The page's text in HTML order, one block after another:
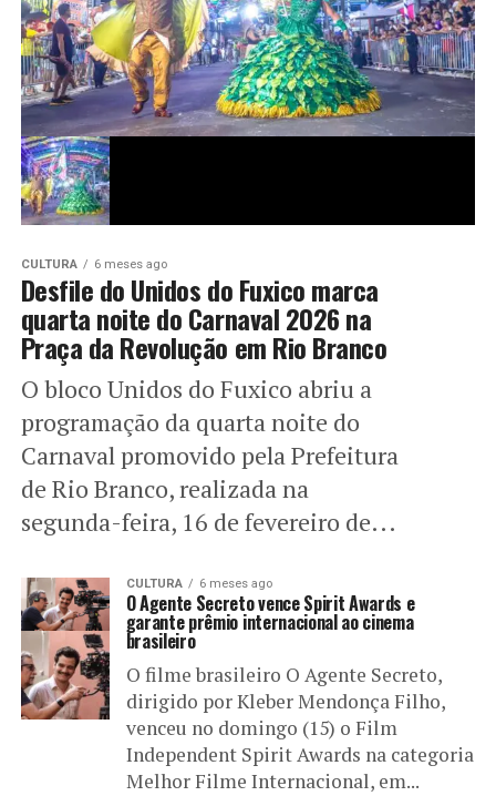
CULTURA 6 meses ago
Desfile do Unidos do Fuxico marca
quarta noite do Carnaval 2026 na
Praça da Revolução em Rio Branco
O bloco Unidos do Fuxico abriu a
programação da quarta noite do
Carnaval promovido pela Prefeitura
de Rio Branco, realizada na
segunda-feira, 16 de fevereiro de...
CULTURA 6 meses ago
O Agente Secreto vence Spirit Awards e
garante prêmio internacional ao cinema
brasileiro
O filme brasileiro O Agente Secreto,
dirigido por Kleber Mendonça Filho,
venceu no domingo (15) o Film
Independent Spirit Awards na categoria
Melhor Filme Internacional, em...